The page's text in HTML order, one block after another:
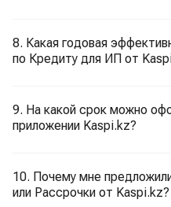
8. Какая годовая
по Кредиту для ИП от
9. На какой срок можно
приложении Kaspi.kz?
10. Почему мне
или Рассрочки от Kaspi.kz?